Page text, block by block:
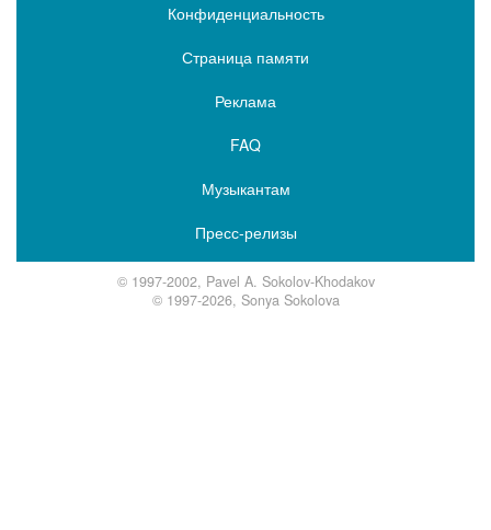
Конфиденциальность
Страница памяти
Реклама
FAQ
Музыкантам
Пресс-релизы
© 1997-2002, Pavel A. Sokolov-Khodakov
© 1997-2026, Sonya Sokolova